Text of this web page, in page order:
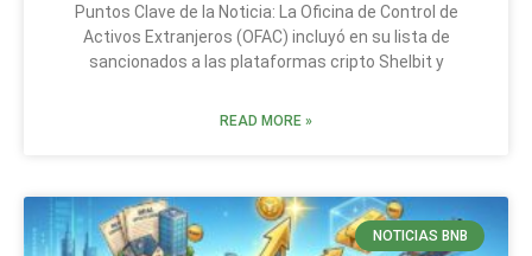
Puntos Clave de la Noticia: La Oficina de Control de
Activos Extranjeros (OFAC) incluyó en su lista de
sancionados a las plataformas cripto Shelbit y
READ MORE »
NOTICIAS BNB